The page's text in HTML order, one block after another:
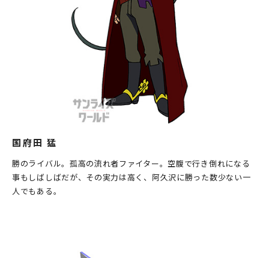
国府田 猛
勝のライバル。孤高の流れ者ファイター。空腹で行き倒れになる
事もしばしばだが、その実力は高く、阿久沢に勝った数少ない一
人でもある。